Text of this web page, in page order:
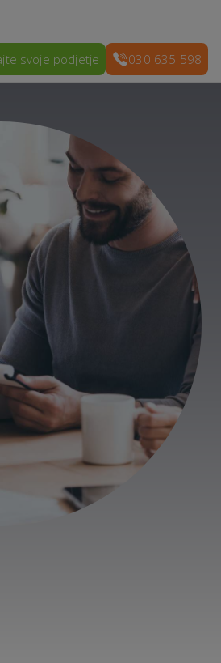
svoje podjetje 030 635 598